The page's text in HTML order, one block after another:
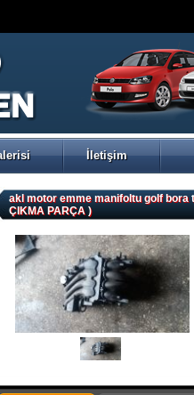
İletişim
akl motor emme manifoltu golf bora
ÇIKMA PARÇA )